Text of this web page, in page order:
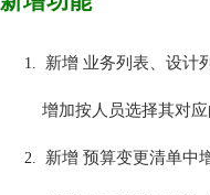
1. 新增 业务列表、设计
增加按人员选择其对应
2. 新增 预算变更清单中